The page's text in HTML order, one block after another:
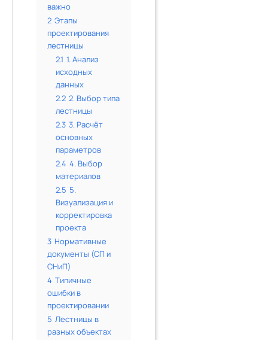
важно
2 Этапы
проектирования
лестницы
2.1 1. Анализ
исходных
данных
2.2 2. Выбор типа
лестницы
2.3 3. Расчёт
основных
параметров
2.4 4. Выбор
материалов
2.5 5.
Визуализация и
корректировка
проекта
3 Нормативные
документы (СП и
СНиП)
4 Типичные
ошибки в
проектировании
5 Лестницы в
разных объектах